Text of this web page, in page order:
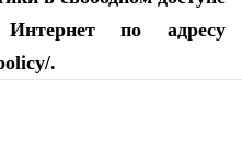
по адресу
.